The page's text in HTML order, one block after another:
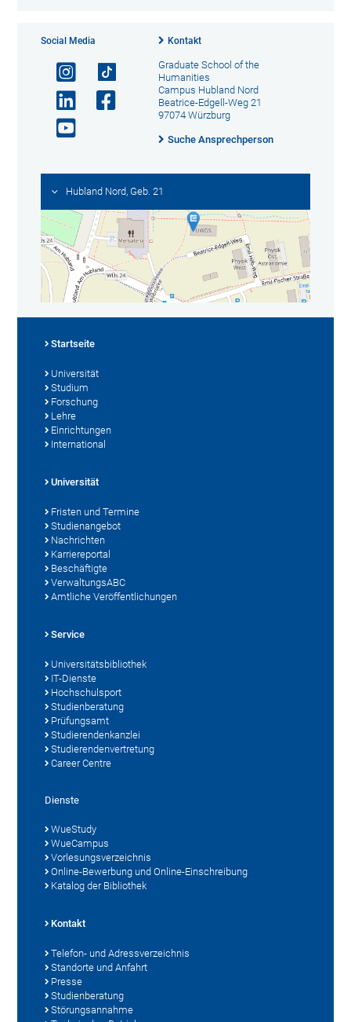
Social Media Kontakt
Graduate School of the
Humanities
Campus Hubland Nord
Beatrice-Edgell-Weg 21
97074 Würzburg
Suche Ansprechperson
Hubland Nord, Geb. 21
Startseite
Universität
Studium
Forschung
Lehre
Einrichtungen
International
Universität
Fristen und Termine
Studienangebot
Nachrichten
Karriereportal
Beschäftigte
VerwaltungsABC
Amtliche Veröffentlichungen
Service
Universitätsbibliothek
IT-Dienste
Hochschulsport
Studienberatung
Prüfungsamt
Studierendenkanzlei
Studierendenvertretung
Career Centre
Dienste
WueStudy
WueCampus
Vorlesungsverzeichnis
Online-Bewerbung und Online-Einschreibung
Katalog der Bibliothek
Kontakt
Telefon- und Adressverzeichnis
Standorte und Anfahrt
Presse
Studienberatung
Störungsannahme